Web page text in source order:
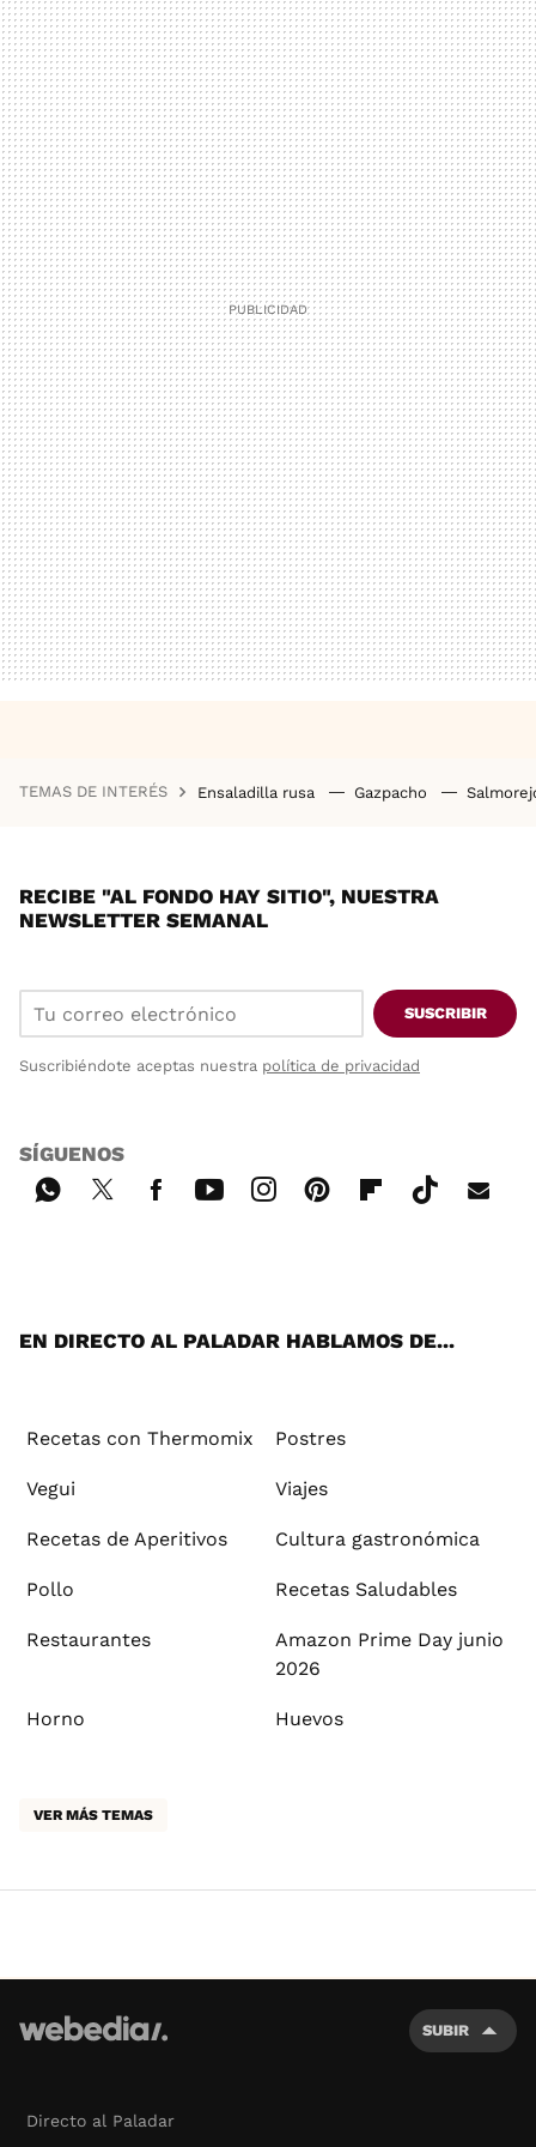
TEMAS DE INTERÉS Ensaladilla rusa Gazpacho
RECIBE "AL FONDO HAY SITIO", NUESTRA
NEWSLETTER SEMANAL
SUSCRIBIR
Suscribiéndote aceptas nuestra política de privacidad
SÍGUENOS
EN DIRECTO AL PALADAR HABLAMOS DE...
Recetas con Thermomix Postres
Vegui Viajes
Recetas de Aperitivos Cultura gastronómica
Pollo Recetas Saludables
Restaurantes
Amazon Prime Day junio
2026
Horno Huevos
VER MÁS TEMAS
SUBIR
Directo al Paladar